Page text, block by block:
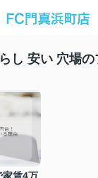
し 安い 穴場
家賃4万